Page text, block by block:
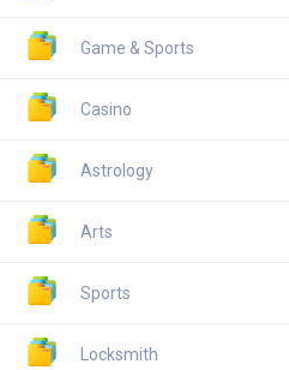
Game & Sports
Casino
Astrology
Arts
Sports
Locksmith